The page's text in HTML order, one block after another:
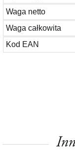
Waga netto
Waga całkowita
Kod EAN